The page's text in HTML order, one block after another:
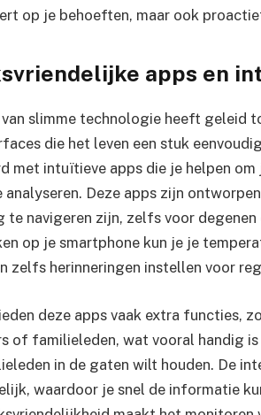
op je behoeften, maar ook
apps en
slimme technologie heeft geleid
die het leven een stuk
met intuïtieve apps die je helpen
analyseren. Deze apps zijn
te navigeren zijn, zelfs voor
op je smartphone kun je je
zelfs herinneringen instellen voor
deze apps vaak extra functies,
of familieleden, wat vooral handig
in de gaten wilt houden. De
waardoor je snel de informatie